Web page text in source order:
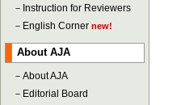
－ Instruction for Reviewers
－ English Corner new!
About AJA
－ About AJA
－ Editorial Board